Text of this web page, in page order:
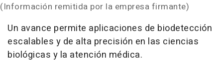
(Información remitida por la empresa firmante)
Un avance permite aplicaciones de biodetección
escalables y de alta precisión en las ciencias
biológicas y la atención médica.